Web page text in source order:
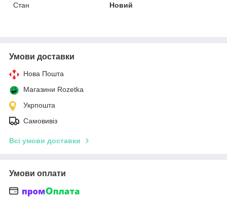
Стан
Новий
Умови доставки
Нова Пошта
Магазини Rozetka
Укрпошта
Самовивіз
Всі умови доставки
Умови оплати